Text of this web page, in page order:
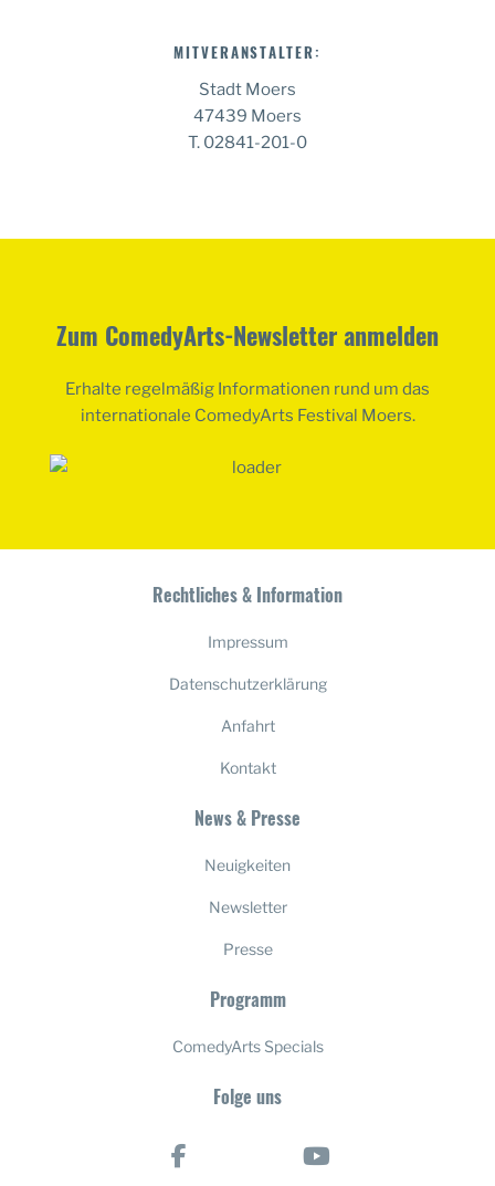
MITVERANSTALTER:
Stadt Moers
47439 Moers
T. 02841-201-0
Zum ComedyArts-Newsletter anmelden
Erhalte regelmäßig Informationen rund um das
internationale ComedyArts Festival Moers.
Rechtliches & Information
Impressum
Datenschutzerklärung
Anfahrt
Kontakt
News & Presse
Neuigkeiten
Newsletter
Presse
Programm
ComedyArts Specials
Folge uns